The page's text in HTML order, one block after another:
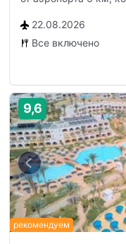
22.08.2026
Все включено
9,6